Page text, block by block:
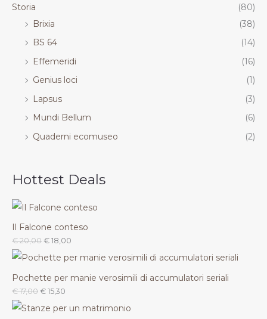
Storia
(80)
Brixia
(38)
BS 64
(14)
Effemeridi
(16)
Genius loci
(1)
Lapsus
(3)
Mundi Bellum
(6)
Quaderni ecomuseo
(2)
Hottest Deals
Il Falcone conteso
€20,00 € 18,00
Pochette per manie verosimili di accumulatori seriali
€17,00 € 15,30